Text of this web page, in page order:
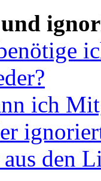
ich
den